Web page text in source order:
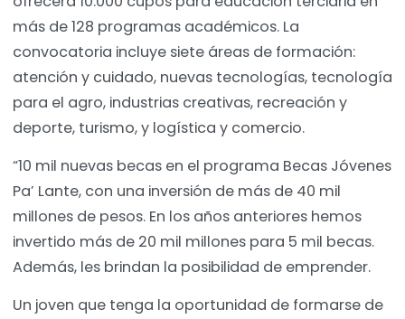
más de 128 programas académicos. La
convocatoria incluye siete áreas de formación:
atención y cuidado, nuevas tecnologías, tecnología
para el agro, industrias creativas, recreación y
deporte, turismo, y logística y comercio.
“10 mil nuevas becas en el programa Becas Jóvenes
Pa’ Lante, con una inversión de más de 40 mil
millones de pesos. En los años anteriores hemos
invertido más de 20 mil millones para 5 mil becas.
Además, les brindan la posibilidad de emprender.
Un joven que tenga la oportunidad de formarse de